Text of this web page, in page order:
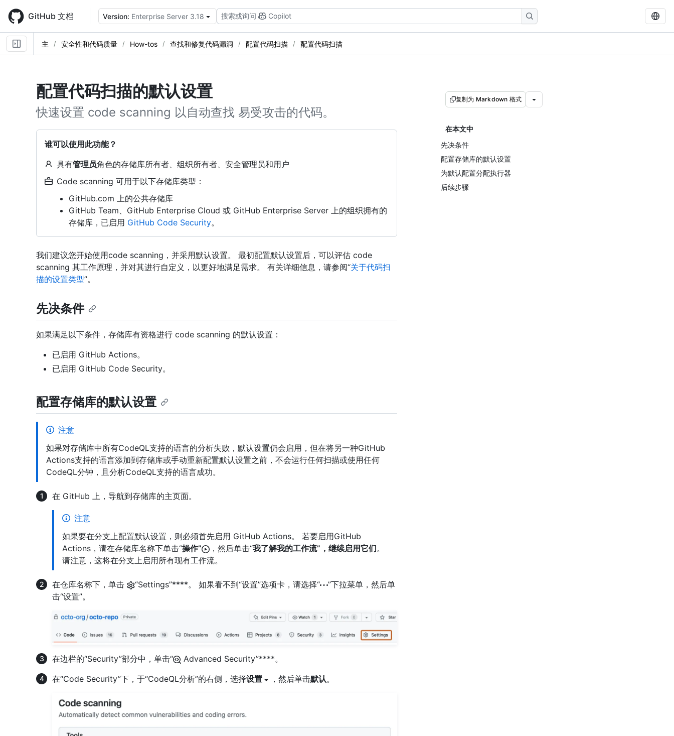
main
content
GitHub 文档 Version: Enterprise Server 3.18 搜索或询问 Copilot
主 安全性和代码质量 How-tos 查找和修复代码漏洞 配置代码扫描 配置代码扫描
配置代码扫描的默认设置
快速设置 code scanning 以自动查找 易受攻击的代码。
谁可以使用此功能？
具有管理员角色的存储库所有者、组织所有者、安全管理员和用户
Code scanning 可用于以下存储库类型：
GitHub.com 上的公共存储库
GitHub Team、GitHub Enterprise Cloud 或 GitHub Enterprise Server 上的组织拥有的
存储库，已启用 GitHub Code Security。
复制为 Markdown 格式
在本文中
先决条件
配置存储库的默认设置
为默认配置分配执行器
后续步骤
我们建议您开始使用code scanning，并采用默认设置。 最初配置默认设置后，可以评估 code
scanning 其工作原理，并对其进行自定义，以更好地满足需求。 有关详细信息，请参阅“关于代码扫
描的设置类型”。
先决条件
如果满足以下条件，存储库有资格进行 code scanning 的默认设置：
已启用 GitHub Actions。
已启用 GitHub Code Security。
配置存储库的默认设置
注意
如果对存储库中所有CodeQL支持的语言的分析失败，默认设置仍会启用，但在将另一种GitHub
Actions支持的语言添加到存储库或手动重新配置默认设置之前，不会运行任何扫描或使用任何
CodeQL分钟，且分析CodeQL支持的语言成功。
在 GitHub 上，导航到存储库的主页面。
注意
如果要在分支上配置默认设置，则必须首先启用 GitHub Actions。 若要启用GitHub
Actions，请在存储库名称下单击“操作” ，然后单击“我了解我的工作流”，继续启用它们。
请注意，这将在分支上启用所有现有工作流。
在仓库名称下，单击 “Settings”****。 如果看不到“设置”选项卡，请选择“
”下拉菜单，然后单
击“设置”。
在边栏的“Security”部分中，单击“
Advanced Security”****。
在“Code Security”下，于“CodeQL分析”的右侧，选择设置 ，然后单击默认。